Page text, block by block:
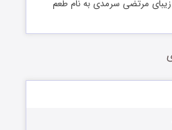
مرتضی سرمدی به نام طعم